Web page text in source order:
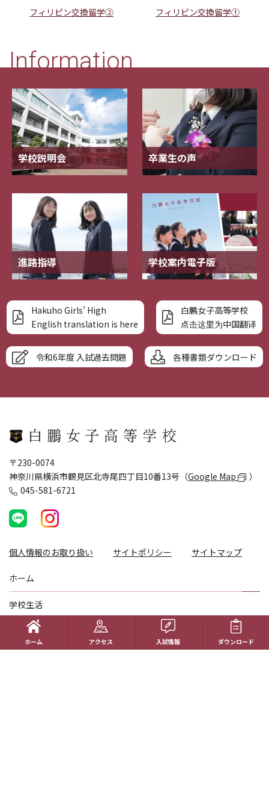
フィリピン交換留学② フィリピン交換留学①
Information
学校説明会 卒業生の声
進路指導 学校案内電子版
Hakuho Girls’ High
English translation is here
白鵬女子高等学校
点击这里为中国翻译
令和6年度 入試過去問題 各種書類ダウンロード
〒230-0074
神奈川県横浜市鶴見区北寺尾四丁目10番13号（Google Map
）
045-581-6721
個人情報のお取り扱い サイトポリシー サイトマップ
ホーム
学校生活
コース紹介
ホーム アクセス 入試情報 ダウンロード